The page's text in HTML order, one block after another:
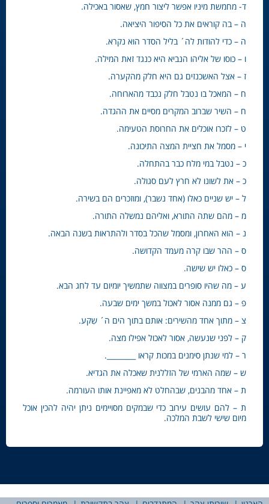
ד- מחמשת מיניו אפשר ליצור חמץ, שאסור באכילה.
ה – בה קוראים את כל הסיפור היציאה.
ה – כדי להודות לה´ בליל הסדר הוא נקרא.
ו – כוסו של אליהו הנביא היא כנגד זאת המילה.
ז – אצל האשכנזים גם היא חלק מהקערה.
ח – המאכל בו נטבל חלק נכבד מהארוחה.
ח – השיר שברוב המקרים מסיים את ההגדה.
ט – לזכרו אוכלים את החרוסת הטעימה.
י – מסמל את חציית המצה התיכונה.
כ – נטבל במי מלח כבר בהתחלה.
כ – את לשונו לא חרץ לעם סגולה.
ל – יש שניים כאלו (אחד נשבר), ומוזכרים הם בשירה.
מ – מהם שתה התורא, ואליהם נמשלה התורה.
נ – הוא האחרון, ומסמל שהכל בסדר ולהתראות בשנה הבאה.
ס – ההר שבו קרה מעמד הקדושה.
ס – כאלו יש שישה.
ע – מה שהיו סופרים במצווה שתמשיך יומיום עד לחג הבא.
פ – גם ממנה אסור לאכול במשך ימים שבעה.
צ – מתוך אחד מהשירים: אותם בתוך הים ה´ שִקע.
ק – לפני שנעשה, אסור לאכול אפילו מצה.
ר – למי שנתן סימנים במכות קראו ________.
ש – שמה הארמי של הזללנית שאכלה את הגדיא.
ת – אחד מהבנים, שבהחלט לא מאפיינת אותו העורמה.
ת – להם עושים עירוב כדי שבמקים מסויימים ניתן יהיה להכין אוכל
מיום שישי לשבת המלכה.